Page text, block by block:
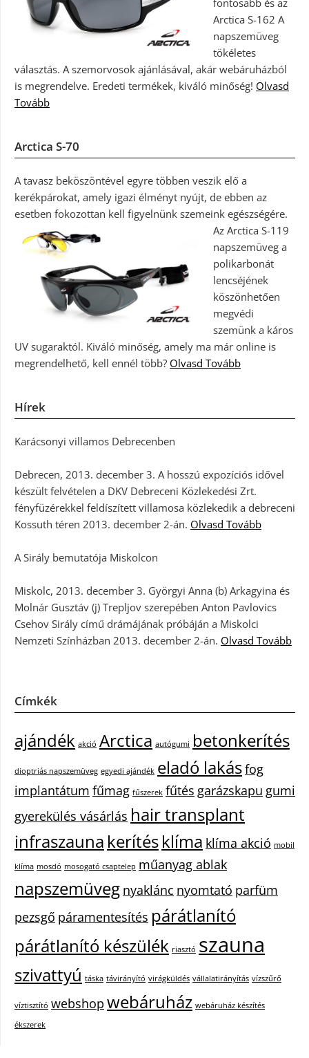
Arctica S-162 A
napszemüveg
tökéletes
választás. A szemorvosok ajánlásával, akár webáruházból
is megrendelve. Eredeti termékek, kiváló minőség! Olvasd
Tovább
Arctica S-70
A tavasz beköszöntével egyre többen veszik elő a
kerékpárokat, amely igazi élményt nyújt, de ebben az
esetben fokozottan kell figyelnünk szemeink egészségére.
Az Arctica S-119
napszemüveg a
polikarbonát
lencséjének
köszönhetően
megvédi
szemünk a káros
UV sugaraktól. Kiváló minőség, amely ma már online is
megrendelhető, kell ennél több? Olvasd Tovább
Hírek
Karácsonyi villamos Debrecenben
Debrecen, 2013. december 3. A hosszú expozíciós idővel
készült felvételen a DKV Debreceni Közlekedési Zrt.
fényfüzérekkel feldíszített villamosa közlekedik a debreceni
Kossuth téren 2013. december 2-án. Olvasd Tovább
A Sirály bemutatója Miskolcon
Miskolc, 2013. december 3. Györgyi Anna (b) Arkagyina és
Molnár Gusztáv (j) Trepljov szerepében Anton Pavlovics
Csehov Sirály című drámájának próbáján a Miskolci
Nemzeti Színházban 2013. december 2-án. Olvasd Tovább
Címkék
ajándék akció Arctica autógumi betonkerítés
dioptriás napszemüveg egyedi ajándék eladó lakásfog
implantátum fűmag fűszerek fűtés garázskapu gumi
gyerekülés vásárlás hair transplant
infraszauna kerítésklíma klíma akció mobil
klíma mosdó mosogató csaptelep műanyag ablak
napszemüveg nyaklánc nyomtató parfüm
pezsgő páramentesítés párátlanító
párátlanító készülék riasztó szauna
szivattyú táska távirányító virágküldés vállalatirányítás vízszűrő
víztisztító webshop webáruház webáruház készítés
ékszerek